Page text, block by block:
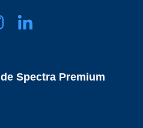
Spectra Premium